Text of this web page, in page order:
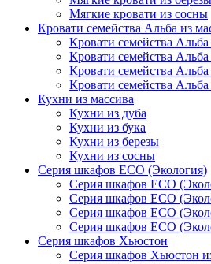
Мягкие кровати из сосны
Кровати семейства Альба из
Кровати семейства Альба
Кровати семейства Альба
Кровати семейства Альба
Кровати семейства
Кухни из массива
Кухни из дуба
Кухни из бука
Кухни из березы
Кухни из сосны
Серия шкафов ECO (Экология)
Серия шкафов ECO
Серия шкафов ECO
Серия шкафов ECO
Серия шкафов ECO
Серия шкафов Хьюстон
Серия шкафов Хьюстон